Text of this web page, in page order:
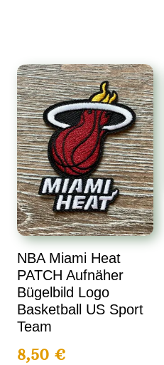
NBA Miami Heat
PATCH Aufnäher
Bügelbild Logo
Basketball US Sport
Team
8,50€